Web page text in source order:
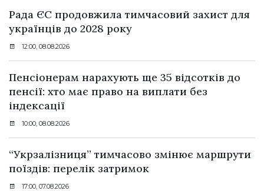
Рада ЄС продовжила тимчасовий захист для
українців до 2028 року
12:00, 08.08.2026
Пенсіонерам нарахують ще 35 відсотків до
пенсії: хто має право на виплати без
індексації
10:00, 08.08.2026
“Укрзалізниця” тимчасово змінює маршрути
поїздів: перелік затримок
17:00, 07.08.2026